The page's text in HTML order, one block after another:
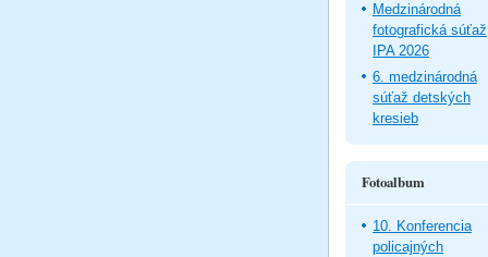
Medzinárodná
fotografická súťaž
IPA 2026
6. medzinárodná
súťaž detských
kresieb
Fotoalbum
10. Konferencia
policajných